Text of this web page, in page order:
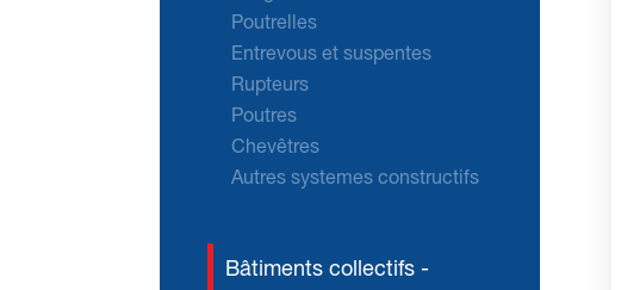
Poutrelles
Entrevous et suspentes
Rupteurs
Poutres
Chevêtres
Autres systemes constructifs
Bâtiments collectifs -